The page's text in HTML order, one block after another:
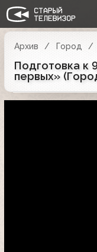
Архив Город
Подготовка к
первых»